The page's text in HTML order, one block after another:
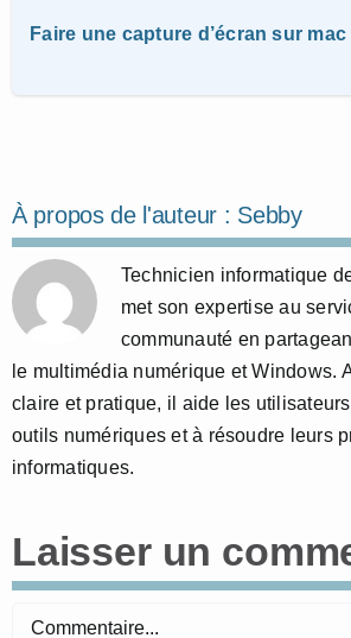
Faire une capture d’écran sur mac
À propos de l'auteur : Sebby
Technicien informatique
met son expertise au
communauté en
le multimédia numérique et Windows.
claire et pratique, il aide les
outils numériques et à résoudre leurs
informatiques.
Laisser un
Commentaire